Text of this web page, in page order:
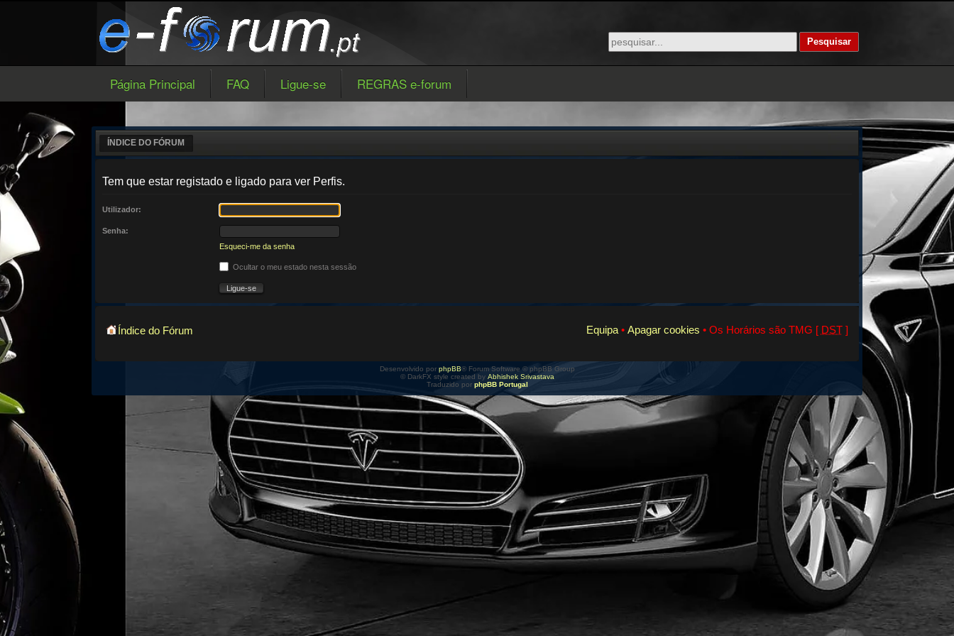
Página Principal FAQ Ligue-se REGRAS e-forum
ÍNDICE DO FÓRUM
Tem que estar registado e ligado para ver Perfis.
Utilizador:
Senha:
Esqueci-me da senha
Ocultar o meu estado nesta sessão
Índice do Fórum Equipa• Apagar cookies • Os Horários são TMG [ DST]
Desenvolvido por phpBB® Forum Software © phpBB Group
© DarkFX style created by Abhishek Srivastava
Traduzido por phpBB Portugal